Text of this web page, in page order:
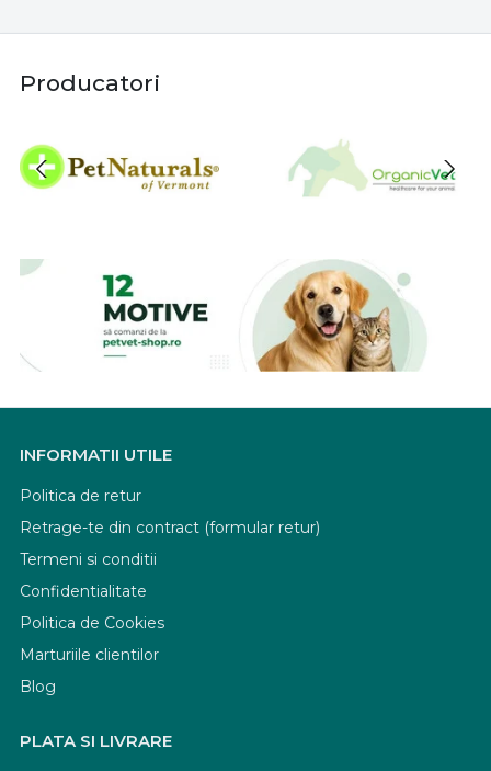
Producatori
INFORMATII UTILE
Politica de retur
Retrage-te din contract (formular retur)
Termeni si conditii
Confidentialitate
Politica de Cookies
Marturiile clientilor
Blog
PLATA SI LIVRARE